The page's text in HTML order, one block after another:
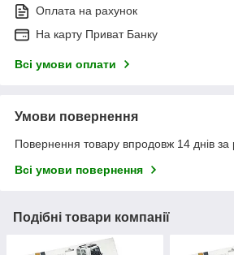
Оплата на рахунок
На карту Приват Банку
Всі умови оплати
Умови повернення
Повернення товару впродовж 14 днів за
Всі умови повернення
Подібні товари компанії